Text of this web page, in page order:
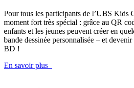
Pour tous les participants de l’UBS Kids
moment fort très spécial : grâce au QR
enfants et les jeunes peuvent créer en
bande dessinée personnalisée – et
BD !
En savoir plus